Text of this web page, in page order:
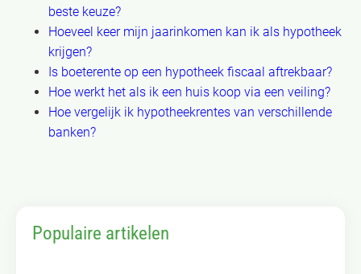
beste keuze?
Hoeveel keer mijn jaarinkomen kan ik als hypotheek
krijgen?
Is boeterente op een hypotheek fiscaal aftrekbaar?
Hoe werkt het als ik een huis koop via een veiling?
Hoe vergelijk ik hypotheekrentes van verschillende
banken?
Populaire artikelen